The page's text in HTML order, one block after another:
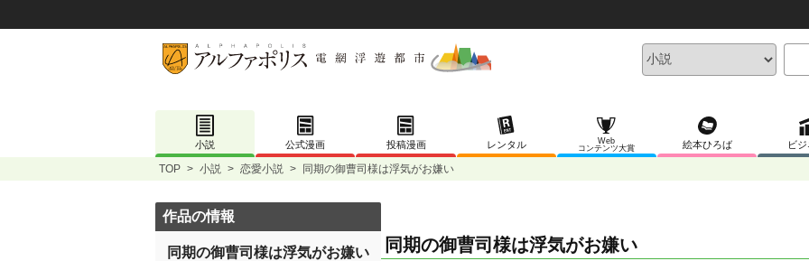
小説 公式漫画 投稿漫画 レンタル
Web
コンテンツ大賞
絵本ひろば ビ
TOP > 小説 > 恋愛小説 > 同期の御曹司様は浮気がお嫌い
同期の御曹司様は浮気がお嫌い
作品の情報
同期の御曹司様は浮気がお嫌い